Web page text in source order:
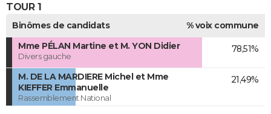
TOUR 1
Binômes de candidats
% voix commune
Mme PÉLAN Martine et M. YON Didier
Divers gauche
78,51%
M. DE LA MARDIERE Michel et Mme
KIEFFER Emmanuelle
Rassemblement National
21,49%